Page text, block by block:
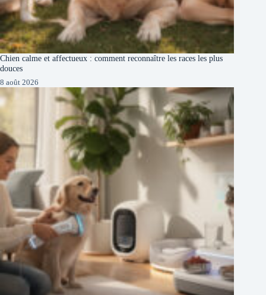
Chien calme et affectueux : comment reconnaître les races les plus
douces
8 août 2026